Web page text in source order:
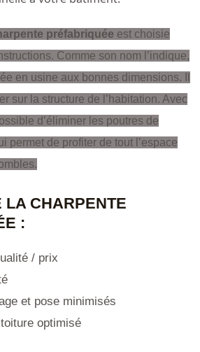
préfabriquée est choisie
Comme son nom l’indique,
en usine aux bonnes dimensions. Il
sur la structure de l’habitation. Avec
d’éliminer les poutres de
permet de profiter de tout l’espace
LA CHARPENTE
:
/ prix
et pose minimisés
optimisé